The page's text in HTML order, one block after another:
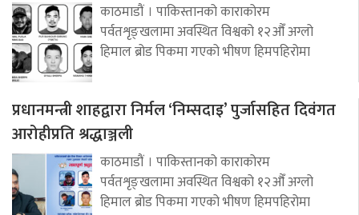
काठमाडौं । पाकिस्तानको काराकोरम
पर्वतशृङ्खलामा अवस्थित विश्वको १२औँ अग्लो
हिमाल ब्रोड पिकमा गएको भीषण हिमपहिरोमा
प्रधानमन्त्री शाहद्वारा निर्मल ‘निम्सदाइ’ पुर्जासहित दिवंगत
आरोहीप्रति श्रद्धाञ्जली
काठमाडौं । पाकिस्तानको काराकोरम
पर्वतशृङ्खलामा अवस्थित विश्वको १२औँ अग्लो
हिमाल ब्रोड पिकमा गएको भीषण हिमपहिरोमा